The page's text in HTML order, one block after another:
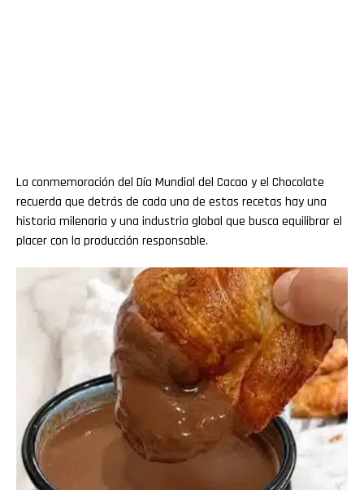
La conmemoración del Día Mundial del Cacao y el Chocolate
recuerda que detrás de cada una de estas recetas hay una
historia milenaria y una industria global que busca equilibrar el
placer con la producción responsable.